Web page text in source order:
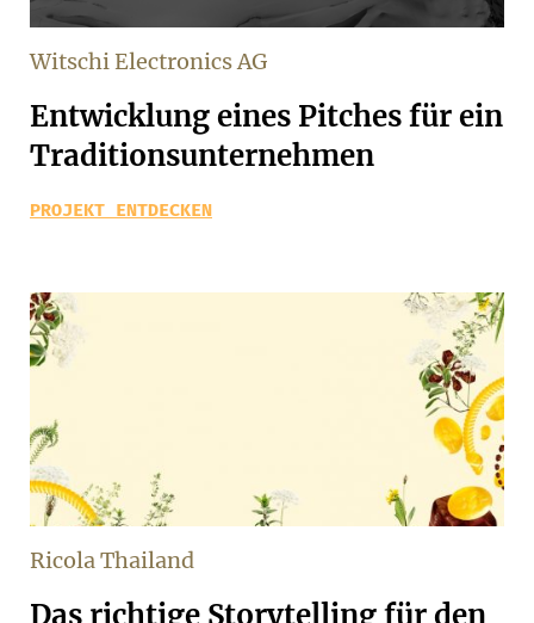
Witschi Electronics AG
Entwicklung eines Pitches für ein
Traditionsunternehmen
PROJEKT ENTDECKEN
Ricola Thailand
Das richtige Storytelling für den